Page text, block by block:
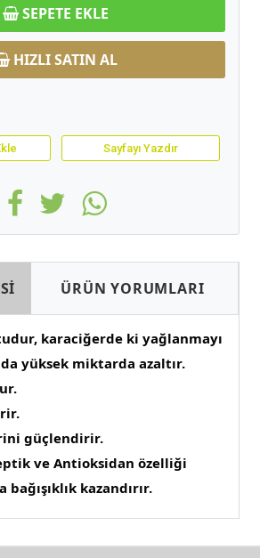
SEPETE EKLE
HIZLI SATIN AL
Sayfayı Yazdır
ÜRÜN YORUMLARI
karaciğerde ki yağlanmayı
yüksek miktarda azaltır.
güçlendirir.
ve Antioksidan özelliği
kazandırır.